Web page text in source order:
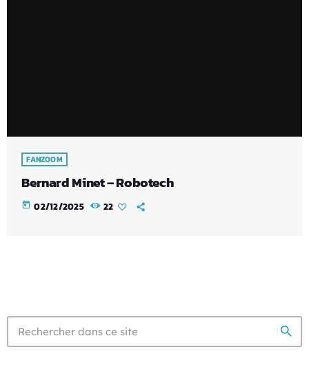
FANZOOM
Bernard Minet – Robotech
today 02/12/2025 22
search